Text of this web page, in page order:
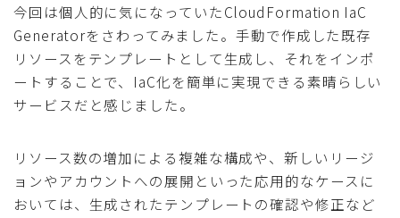
今回は個人的に気になっていたCloudFormation IaC
Generatorをさわってみました。手動で作成した既存
リソースをテンプレートとして生成し、それをインポ
ートすることで、IaC化を簡単に実現できる素晴らしい
サービスだと感じました。
リソース数の増加による複雑な構成や、新しいリージ
ョンやアカウントへの展開といった応用的なケースに
おいては、生成されたテンプレートの確認や修正など